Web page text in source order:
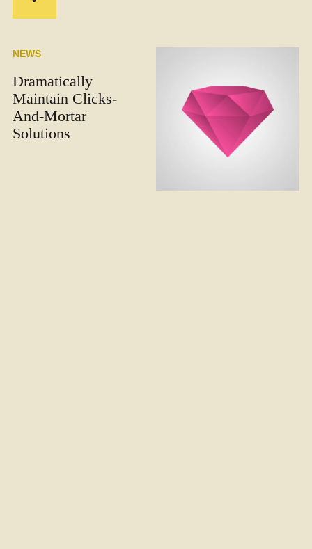
NEWS
Dramatically
Maintain Clicks-
And-Mortar
Solutions